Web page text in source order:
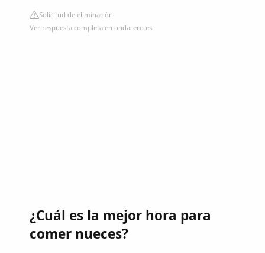
Solicitud de eliminación
Ver respuesta completa en ondacero.es
¿Cuál es la mejor hora para
comer nueces?